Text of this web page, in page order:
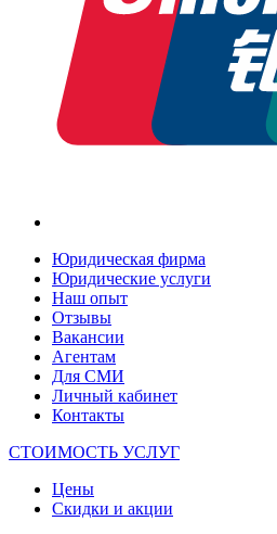
Юридическая фирма
Юридические услуги
Наш опыт
Отзывы
Вакансии
Агентам
Для СМИ
Личный кабинет
Контакты
СТОИМОСТЬ УСЛУГ
Цены
Скидки и акции